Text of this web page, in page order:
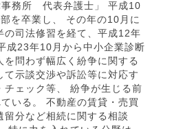
事務所 代表弁護士」 平成10
を卒業し、 その年の10月に
の司法修習を経て、平成12年
成23年10月から中小企業診断
問わず幅広く紛争に関する
示談交渉や訴訟等に対応す
チェック等、 紛争が生じる前
いる。 不動産の賃貸・売買
分など相続に関する相談